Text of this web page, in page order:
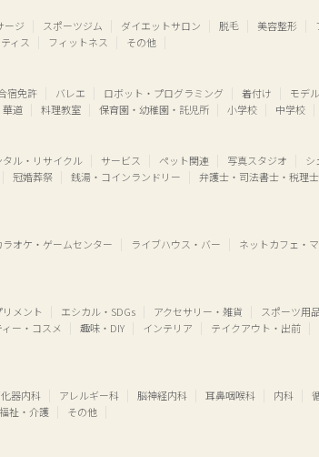
ージ スポーツジム ダイエットサロン 脱毛 美容整形
ィス フィットネス その他
宿免許 バレエ ロボット・プログラミング 着付け
モデ
華道 料理教室 保育園・幼稚園・託児所 小学校 中学校
タル・リサイクル サービス ペット関連 写真スタジオ
シ
冠婚葬祭 銭湯・コインランドリー
弁護士・司法書士・税理士
オケ・ゲームセンター ライブハウス・バー
ネットカフェ・
メント エシカル・SDGs アクセサリー・雑貨
スポーツ用
ー・コスメ 趣味・DIY インテリア
テイクアウト・出前
器内科 アレルギー科 脳神経内科 耳鼻咽喉科 内科
福祉・介護 その他